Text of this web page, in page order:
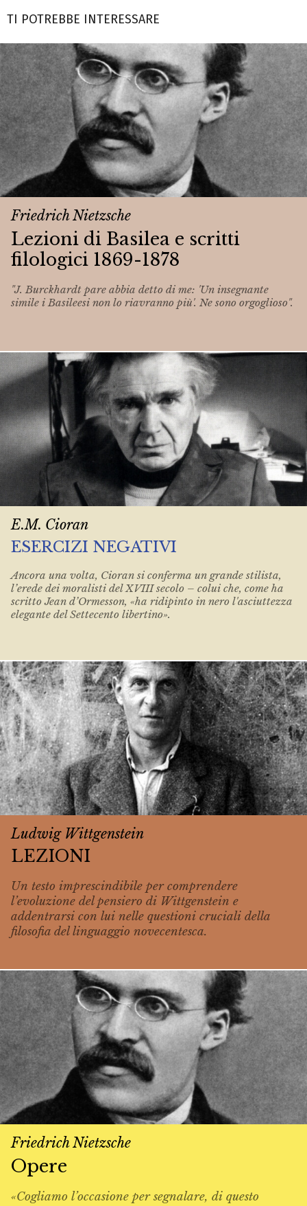
TI POTREBBE INTERESSARE
Friedrich Nietzsche
Lezioni di Basilea e scritti
filologici 1869-1878
"J. Burckhardt pare abbia detto di me: 'Un insegnante
simile i Basileesi non lo riavranno più'. Ne sono orgoglioso".
E.M. Cioran
ESERCIZI NEGATIVI
Ancora una volta, Cioran si conferma un grande stilista,
l’erede dei moralisti del XVIII secolo – colui che, come ha
scritto Jean d’Ormesson, «ha ridipinto in nero l'asciuttezza
elegante del Settecento libertino».
Ludwig Wittgenstein
LEZIONI
Un testo imprescindibile per comprendere
l’evoluzione del pensiero di Wittgenstein e
addentrarsi con lui nelle questioni cruciali della
filosofia del linguaggio novecentesca.
Friedrich Nietzsche
Opere
«Cogliamo l’occasione per segnalare, di questo